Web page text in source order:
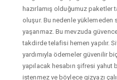
hazırlamış olduğumuz paketler
oluşur. Bu nedenle yüklemeden
yaşanmaz. Bu mevzuda
takdirde telafisi hemen yapılır.
yardımıyla ödemeler güvenilir
yapılacak hesabın şifresi
istenmez ve böylece gizyazı